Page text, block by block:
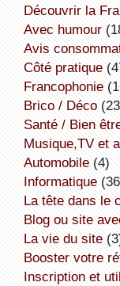
découvrir la
avec humour
avis
côté pratique
Francophonie
Brico / Déco
Santé / Bien
Musique,TV et
Automobile(4)
informatique
la tête dans le
Blog ou site
la vie du site
booster votre
inscription et